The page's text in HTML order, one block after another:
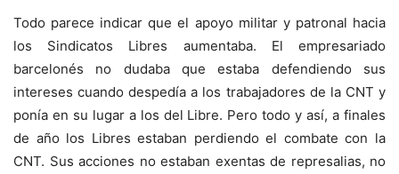
Todo parece indicar que el apoyo militar y patronal hacia
los Sindicatos Libres aumentaba. El empresariado
barcelonés no dudaba que estaba defendiendo sus
intereses cuando despedía a los trabajadores de la CNT y
ponía en su lugar a los del Libre. Pero todo y así, a finales
de año los Libres estaban perdiendo el combate con la
CNT. Sus acciones no estaban exentas de represalias, no